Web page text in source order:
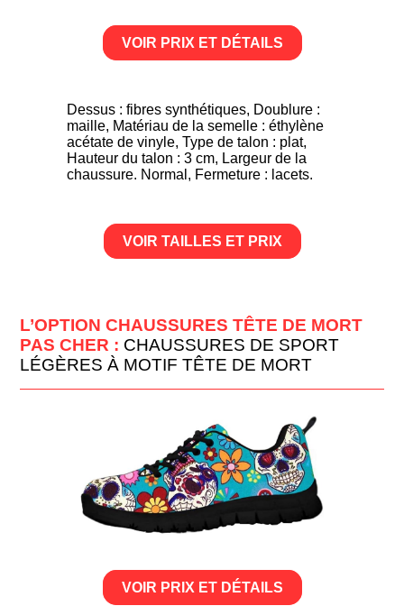
VOIR PRIX ET DÉTAILS
Dessus : fibres synthétiques, Doublure :
maille, Matériau de la semelle : éthylène
acétate de vinyle, Type de talon : plat,
Hauteur du talon : 3 cm, Largeur de la
chaussure. Normal, Fermeture : lacets.
VOIR TAILLES ET PRIX
L’OPTION CHAUSSURES TÊTE DE MORT
PAS CHER : CHAUSSURES DE SPORT
LÉGÈRES À MOTIF TÊTE DE MORT
VOIR PRIX ET DÉTAILS